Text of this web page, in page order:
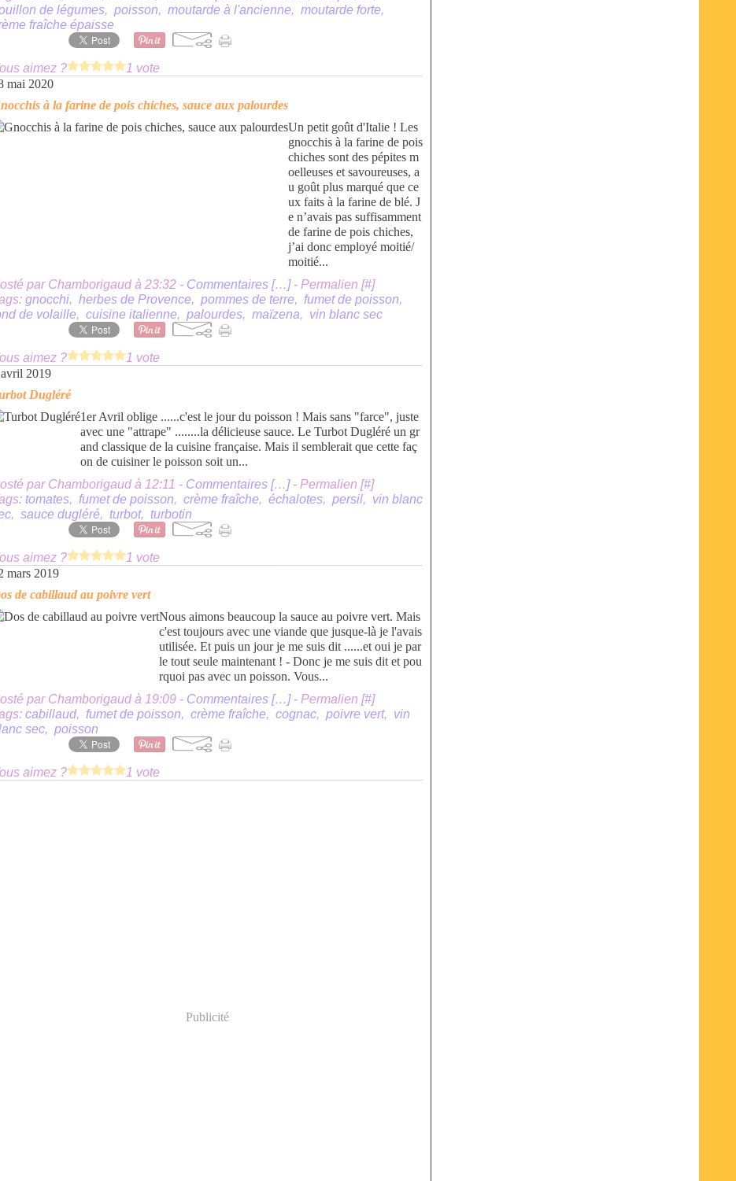
de légumes, poisson, moutarde à l'ancienne, moutarde forte,
fraîche épaisse
aimez ?
1 vote
mai 2020
à la farine de pois chiches, sauce aux palourdes
Un petit goût d'Italie ! Les
gnocchis à la farine de pois
chiches sont des pépites m
oelleuses et savoureuses, a
u goût plus marqué que ce
ux faits à la farine de blé. J
e n’avais pas suffisamment
de farine de pois chiches,
j’ai donc employé moitié/
moitié...
par Chamborigaud à 23:32 - Commentaires […]- Permalien [#]
gnocchi, herbes de Provence, pommes de terre, fumet de poisson,
de volaille, cuisine italienne, palourdes, maïzena, vin blanc sec
aimez ?
1 vote
2019
Dugléré
1er Avril oblige ......c'est le jour du poisson ! Mais sans "farce", juste
avec une "attrape" ........la délicieuse sauce. Le Turbot Dugléré un gr
and classique de la cuisine française. Mais il semblerait que cette faç
on de cuisiner le poisson soit un...
par Chamborigaud à 12:11 - Commentaires […]- Permalien [#]
tomates, fumet de poisson, crème fraîche, échalotes, persil, vin blanc
, sauce dugléré, turbot, turbotin
aimez ?
1 vote
mars 2019
de cabillaud au poivre vert
Nous aimons beaucoup la sauce au poivre vert. Mais
c'est toujours avec une viande que jusque-là je l'avais
utilisée. Et puis un jour je me suis dit ......et oui je par
le tout seule maintenant ! - Donc je me suis dit et pou
rquoi pas avec un poisson. Vous...
par Chamborigaud à 19:09 - Commentaires […]- Permalien [#]
cabillaud, fumet de poisson, crème fraîche, cognac, poivre vert, vin
sec, poisson
aimez ? 1 vote
Publicité